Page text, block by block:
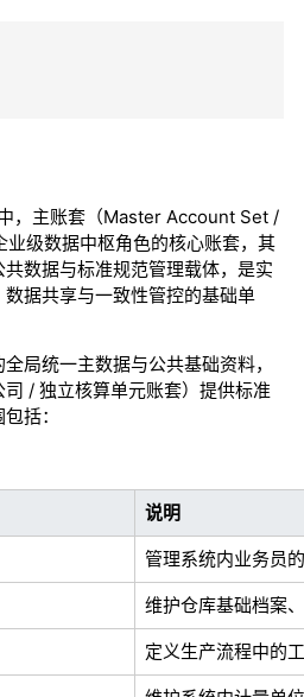
，主账套（Master Account Set /
级数据中枢角色的核心账套，其
数据与标准规范管理载体，是实
据共享与一致性管控的基础单
局统一主数据与公共基础资料，
/ 独立核算单元账套）提供标准
括：
说明
管理系统内业务员
维护仓库基础档案
定义生产流程中的